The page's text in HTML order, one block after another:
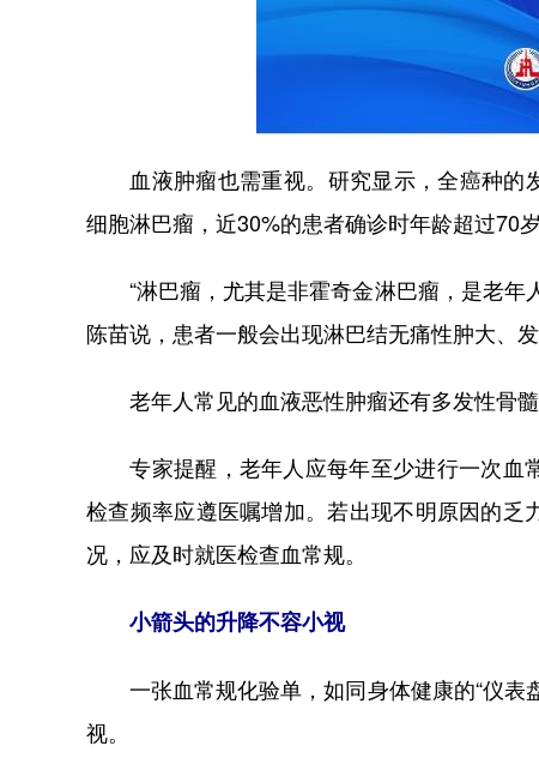
血液肿瘤也需重视。研究显示，全癌种的
细胞淋巴瘤，近30%的患者确诊时年龄超过70岁
“淋巴瘤，尤其是非霍奇金淋巴瘤，是老年
陈苗说，患者一般会出现淋巴结无痛性肿大、发
老年人常见的血液恶性肿瘤还有多发性骨髓
专家提醒，老年人应每年至少进行一次血常
检查频率应遵医嘱增加。若出现不明原因的乏
况，应及时就医检查血常规。
小箭头的升降不容小视
一张血常规化验单，如同身体健康的“仪表
视。